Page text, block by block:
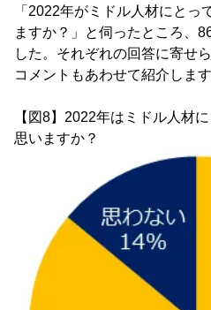
「2022年がミドル人材にとっ
ますか？」と伺ったところ、
した。それぞれの回答に寄せ
コメントもあわせて紹介します
【図8】2022年はミドル人材
思いますか？